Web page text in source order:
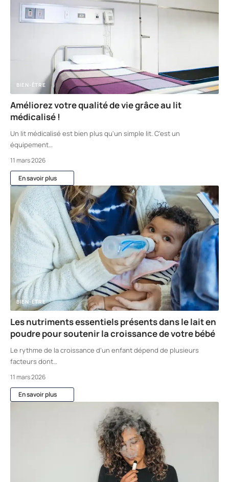
BIEN-ÊTRE
Améliorez votre qualité de vie grâce au lit
médicalisé !
Un lit médicalisé est bien plus qu'un simple lit. C'est un
équipement…
11 mars 2026
En savoir plus
BIEN-ÊTRE
Les nutriments essentiels présents dans le lait en
poudre pour soutenir la croissance de votre bébé
Le rythme de la croissance d’un enfant dépend de plusieurs
facteurs dont
11 mars 2026
En savoir plus